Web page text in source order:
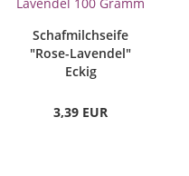
Schafmilchseife
"Rose-Lavendel"
Eckig
3,39 EUR